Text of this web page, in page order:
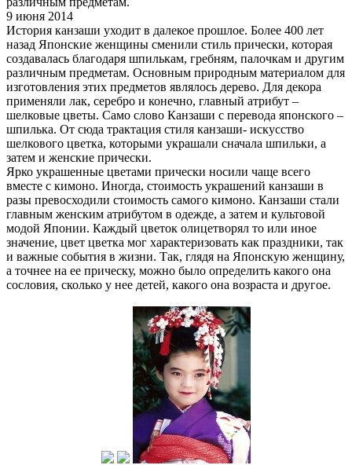
9 июня 2014
История канзаши уходит в далекое прошлое. Более 400 лет
назад Японские женщины сменили стиль прически, которая
создавалась благодаря шпилькам, гребням, палочкам и другим
различным предметам. Основным природным материалом для
изготовления этих предметов являлось дерево. Для декора
применяли лак, серебро и конечно, главный атрибут –
шелковые цветы. Само слово Канзаши с перевода японского –
шпилька. От сюда трактация стиля канзаши- искусство
шелкового цветка, которыми украшали сначала шпильки, а
затем и женские прически.
Ярко украшенные цветами прически носили чаще всего
вместе с кимоно. Иногда, стоимость украшений канзаши в
разы превосходили стоимость самого кимоно. Канзаши стали
главным женским атрибутом в одежде, а затем и культовой
модой Японии. Каждый цветок олицетворял то или иное
значение, цвет цветка мог характеризовать как праздники, так
и важные события в жизни. Так, глядя на Японскую женщину,
а точнее на ее прическу, можно было определить какого она
сословия, сколько у нее детей, какого она возраста и другое.